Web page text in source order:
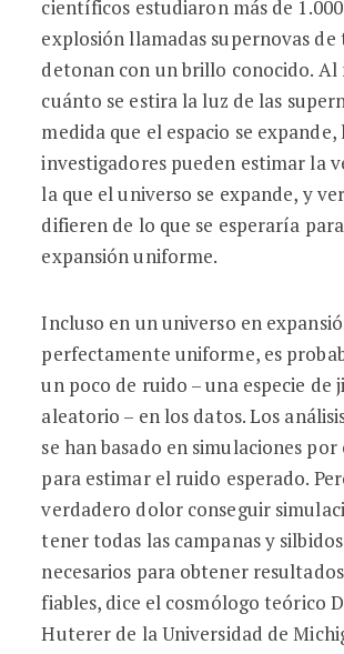
científicos estudiaron más de
explosión llamadas supernovas de
detonan con un brillo conocido. Al
cuánto se estira la luz de las
medida que el espacio se expande,
investigadores pueden estimar la
la que el universo se expande, y
difieren de lo que se esperaría
expansión uniforme.
Incluso en un universo en
perfectamente uniforme, es
un poco de ruido – una especie de
aleatorio – en los datos. Los
se han basado en simulaciones
para estimar el ruido esperado.
verdadero dolor conseguir
tener todas las campanas y
necesarios para obtener
fiables, dice el cosmólogo teórico
Huterer de la Universidad de